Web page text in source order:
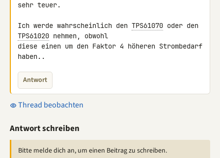
sehr teuer.
Ich werde wahrscheinlich den TPS61070
TPS61020 nehmen, obwohl
diese einen um den Faktor 4 höheren Strombedarf
haben..
Antwort
Thread beobachten
Antwort schreiben
Bitte melde dich an, um einen Beitrag zu schreiben.